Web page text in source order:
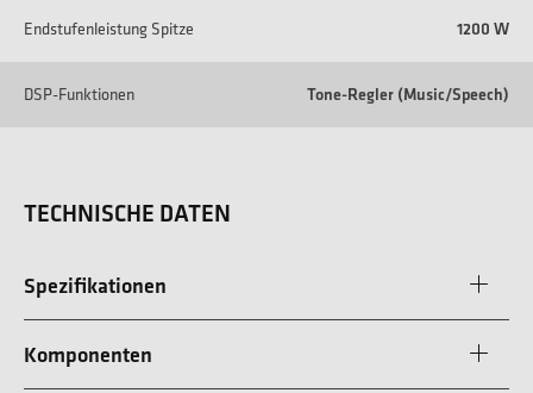
Endstufenleistung Spitze 1200 W
DSP-Funktionen Tone-Regler (Music/Speech)
TECHNISCHE DATEN
Spezifikationen
Komponenten